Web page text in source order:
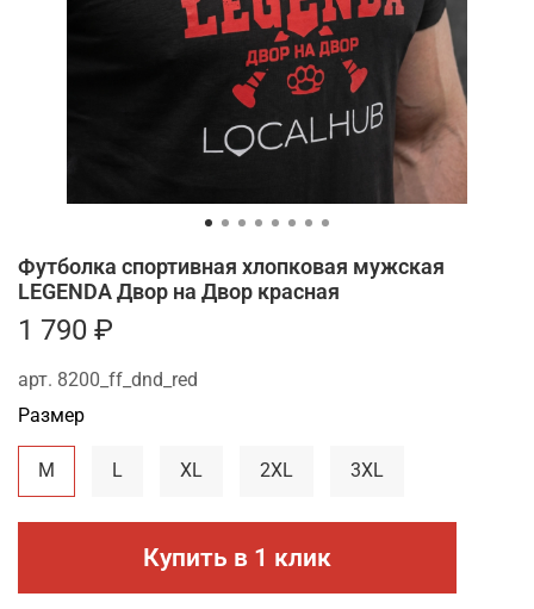
арт. 8200_ff_dnd_red
Футболка спортивная хлопковая мужская
LEGENDA Двор на Двор красная
1 790 ₽
Купить в 1 клик
Размер
M L XL 2XL 3XL